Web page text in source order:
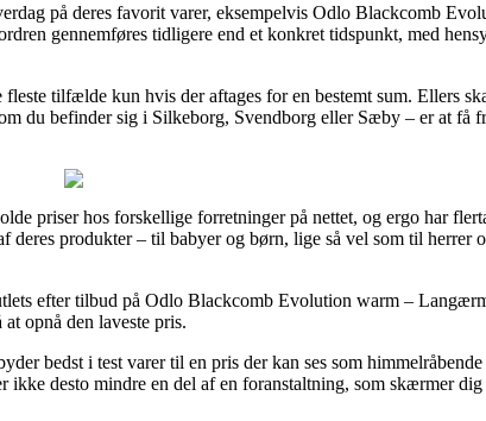
på deres favorit varer, eksempelvis Odlo Blackcomb
gennemføres tidligere end et konkret tidspunkt, med
tilfælde kun hvis der aftages for en bestemt sum. Ellers
du befinder sig i Silkeborg, Svendborg eller Sæby – er at få
priser hos forskellige forretninger på nettet, og ergo har
deres produkter – til babyer og børn, lige så vel som til herrer
efter tilbud på Odlo Blackcomb Evolution warm –
opnå den laveste pris.
bedst i test varer til en pris der kan ses som
desto mindre en del af en foranstaltning, som skærmer